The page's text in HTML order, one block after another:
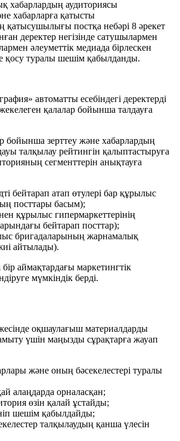
хабарлардың аудиториясы
хабарларға қатысты
постқа небәрі 8 әрекет
деректер негізінде сатушылармен
әлеуметтік медиада бірлескен
қосу туралы шешім қабылданды.
автоматты есебіндегі деректерді
қалалар бойынша талдауға
бойынша зерттеу және хабарлардың
талқылау рейтингін қалыптастыруға
сегменттерін анықтауға
бейтарап атап өтулері бар құрылыс
посттары басым);
құрылыс гипермаркеттерінің
бейтарап посттар);
бригадаларының жарнамалық
айтылады).
бір аймақтардағы маркетингтік
мүмкіндік берді.
оқшаулағыш материалдарды
үшін маңызды сұрақтарға жауап
және оның бәсекелестері туралы
алаңдарда орналасқан;
өзін қалай ұстайды;
шешім қабылдайды;
талқылаудың қанша үлесін